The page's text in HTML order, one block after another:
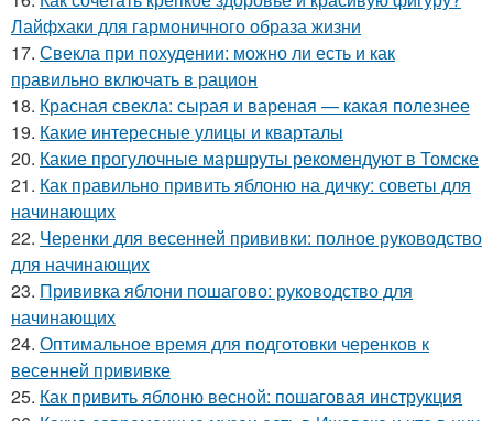
Лайфхаки для гармоничного образа жизни
17. Свекла при похудении: можно ли есть и как
правильно включать в рацион
18. Красная свекла: сырая и вареная — какая полезнее
19. Какие интересные улицы и кварталы
20. Какие прогулочные маршруты рекомендуют в Томске
21. Как правильно привить яблоню на дичку: советы для
начинающих
22. Черенки для весенней прививки: полное руководство
для начинающих
23. Прививка яблони пошагово: руководство для
начинающих
24. Оптимальное время для подготовки черенков к
весенней прививке
25. Как привить яблоню весной: пошаговая инструкция